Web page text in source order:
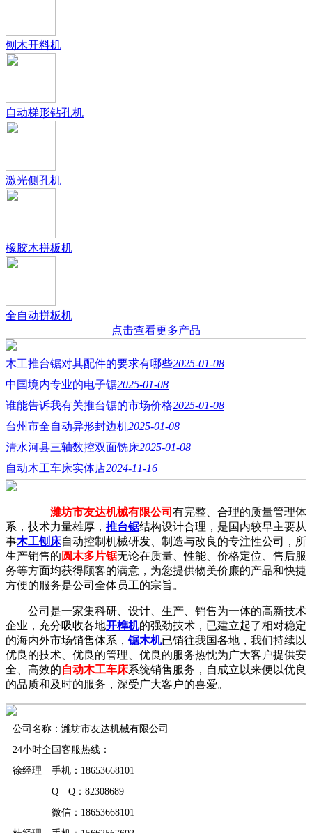
刨木开料机
自动梯形钻孔机
激光侧孔机
橡胶木拼板机
全自动拼板机
点击查看更多产品
木工推台锯对其配件的要求有哪些2025-01-08
中国境内专业的电子锯2025-01-08
谁能告诉我有关推台锯的市场价格2025-01-08
台州市全自动异形封边机2025-01-08
清水河县三轴数控双面铣床2025-01-08
自动木工车床实体店2024-11-16
潍坊市友达机械有限公司 有完整、合理的质量管理体
系，技术力量雄厚， 推台锯结构设计合理，是国内较早主要从
事木工刨床自动控制机械研发、制造与改良的专注性公司，所
生产销售的 圆木多片锯无论在质量、性能、价格定位、售后服
务等方面均获得顾客的满意，为您提供物美价廉的产品和快捷
方便的服务是公司全体员工的宗旨。
公司是一家集科研、设计、生产、销售为一体的高新技术
企业，充分吸收各地开榫机的强劲技术，已建立起了相对稳定
的海内外市场销售体系， 锯木机已销往我国各地，我们持续以
优良的技术、优良的管理、优良的服务热忱为广大客户提供安
全、高效的自动木工车床系统销售服务，自成立以来便以优良
的品质和及时的服务，深受广大客户的喜爱。
公司名称：潍坊市友达机械有限公司
24小时全国客服热线：
徐经理 手机：18653668101
Q Q：82308689
微信：18653668101